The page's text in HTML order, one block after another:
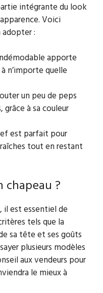
intégrante du look
Voici
adopter :
apporte
n’importe quelle
un peu de peps
à sa couleur
est parfait pour
tout en restant
chapeau ?
il est essentiel de
tels que la
sa tête et ses goûts
plusieurs modèles
aux vendeurs pour
le mieux à